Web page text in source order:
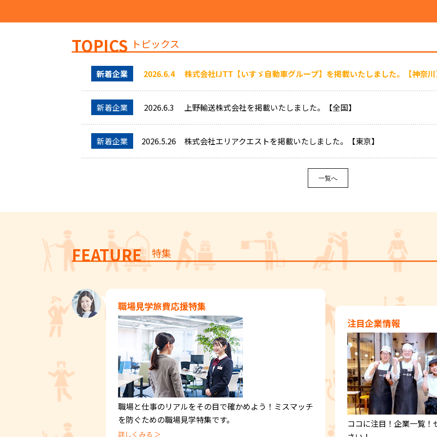
TOPICS トピックス
新着企業 2026.6.4 株式会社IJTT【いすゞ自動車グループ】を掲載いたしました。【神
新着企業 2026.6.3 上野輸送株式会社を掲載いたしました。【全国】
新着企業 2026.5.26 株式会社エリアクエストを掲載いたしました。【東京】
一覧へ
FEATURE 特集
職場見学旅費応援特集
職場と仕事のリアルをその目で確かめよう！ミスマッチ
を防ぐための職場見学特集です。
詳しくみる ＞
注目企業情報
ココに注目！企業一覧